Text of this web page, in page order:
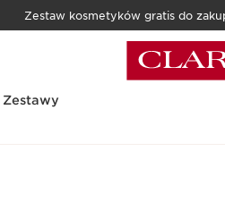
Zestaw kosmetyków gratis do
Zestawy